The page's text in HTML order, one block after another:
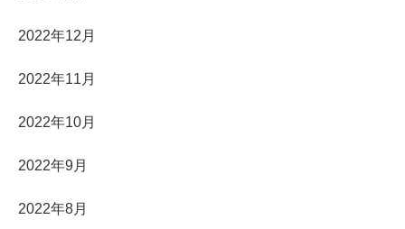
2022年12月
2022年11月
2022年10月
2022年9月
2022年8月